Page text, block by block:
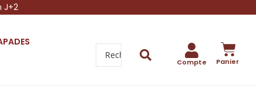
J+2
Compte Panier